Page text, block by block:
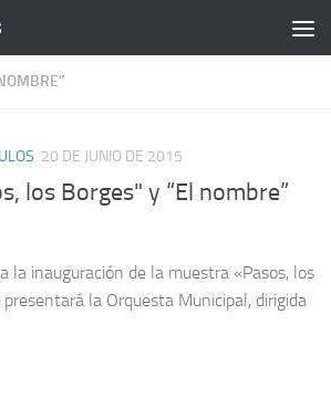
20 DE JUNIO DE 2015
los Borges" y “El nombre”
la inauguración de la muestra «Pasos, los
presentará la Orquesta Municipal, dirigida